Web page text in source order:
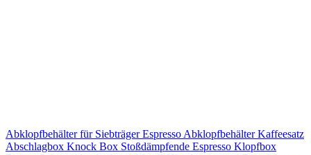
Abklopfbehälter für Siebträger Espresso Abklopfbehälter Kaffeesatz
Abschlagbox Knock Box Stoßdämpfende Espresso Klopfbox